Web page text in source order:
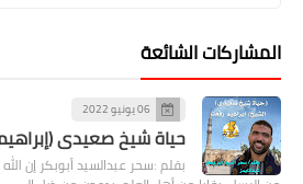
المشاركات الشائعة
06 يونيو 2022
حياة شيخ صعيدى
بقلم :سحر عبدالسيد أبوبكر إن